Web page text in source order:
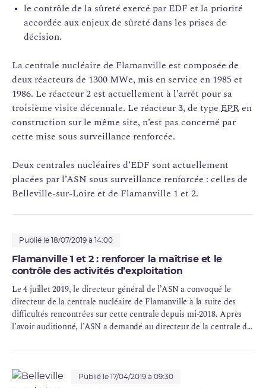
le contrôle de la sûreté exercé par EDF et la priorité
accordée aux enjeux de sûreté dans les prises de
décision.
La centrale nucléaire de Flamanville est composée de
deux réacteurs de 1300 MWe, mis en service en 1985 et
1986. Le réacteur 2 est actuellement à l’arrêt pour sa
troisième visite décennale. Le réacteur 3, de type EPRen
construction sur le même site, n’est pas concerné par
cette mise sous surveillance renforcée.
Deux centrales nucléaires d’EDF sont actuellement
placées par l’ASN sous surveillance renforcée : celles de
Belleville-sur-Loire et de Flamanville 1 et 2.
Publié le 18/07/2019 à 14:00
Flamanville 1 et 2 : renforcer la maîtrise et le
contrôle des activités d’exploitation
Le 4 juillet 2019, le directeur général de l’ASN a convoqué le
directeur de la centrale nucléaire de Flamanville à la suite des
difficultés rencontrées sur cette centrale depuis mi-2018. Après
l’avoir auditionné, l’ASN a demandé au directeur de la centrale de
Publié le 17/04/2019 à 09:30